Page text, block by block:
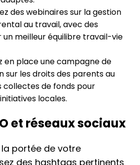
des webinaires sur la gestion
au travail, avec des
un meilleur équilibre travail-vie
en place une campagne de
sur les droits des parents au
collectes de fonds pour
locales.
et réseaux sociaux
portée de votre
des hashtags pertinents